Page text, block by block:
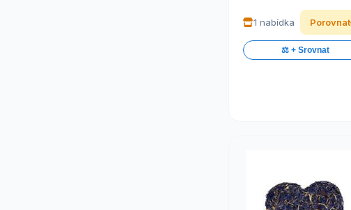
1 nabídka Porovnat
⚖️ + Srovnat